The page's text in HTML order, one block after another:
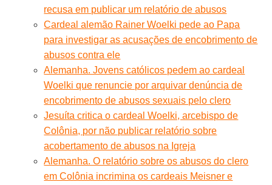
recusa em publicar um relatório de abusos
Cardeal alemão Rainer Woelki pede ao Papa
para investigar as acusações de encobrimento de
abusos contra ele
Alemanha. Jovens católicos pedem ao cardeal
Woelki que renuncie por arquivar denúncia de
encobrimento de abusos sexuais pelo clero
Jesuíta critica o cardeal Woelki, arcebispo de
Colônia, por não publicar relatório sobre
acobertamento de abusos na Igreja
Alemanha. O relatório sobre os abusos do clero
em Colônia incrimina os cardeais Meisner e